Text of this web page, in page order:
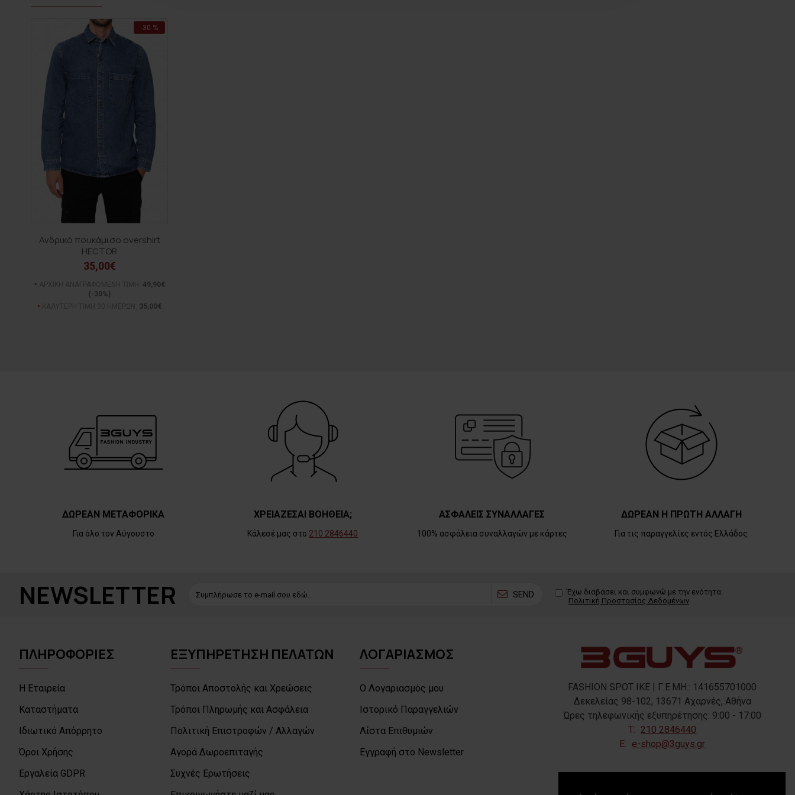
-30 %
Ανδρικό πουκάμισο overshirt
HECTOR
35,00€
49,90€
(-30%)
35,00€
ΔΩΡΕΑΝ ΜΕΤΑΦΟΡΙΚΑ
Για όλο τον Αύγουστο
ΧΡΕΙΑΖΕΣΑΙ ΒΟΗΘΕΙΑ;
Κάλεσέ μας στο 210 2846440
ΑΣΦΑΛΕΙΣ ΣΥΝΑΛΛΑΓΕΣ
100% ασφάλεια συναλλαγών με κάρτες
ΔΩΡΕΑΝ Η ΠΡΩΤΗ ΑΛΛΑΓΗ
Για τις παραγγελίες εντός Ελλάδος
NEWSLETTER SEND
Έχω διαβάσει και συμφωνώ με την ενότητα:
Πολιτική Προστασίας Δεδομένων
ΠΛΗΡΟΦΟΡΙΕΣ
Η Εταιρεία
Καταστήματα
Ιδιωτικό Απόρρητο
Όροι Χρήσης
Εργαλεία GDPR
ΕΞΥΠΗΡΕΤΗΣΗ ΠΕΛΑΤΩΝ
Τρόποι Αποστολής και Χρεώσεις
Τρόποι Πληρωμής και Ασφάλεια
Πολιτική Επιστροφών / Αλλαγών
Αγορά Δωροεπιταγής
Συχνές Ερωτήσεις
ΛΟΓΑΡΙΑΣΜΟΣ
Ο Λογαριασμός μου
Ιστορικό Παραγγελιών
Λίστα Επιθυμιών
Εγγραφή στο Newsletter
FASHION SPOT IKE | Γ.Ε.ΜΗ.: 141655701000
Δεκελείας 98-102, 13671 Αχαρνές, Αθήνα
Ώρες τηλεφωνικής εξυπηρέτησης: 9:00 - 17:00
T: 210 2846440
E: e-shop@3guys.gr